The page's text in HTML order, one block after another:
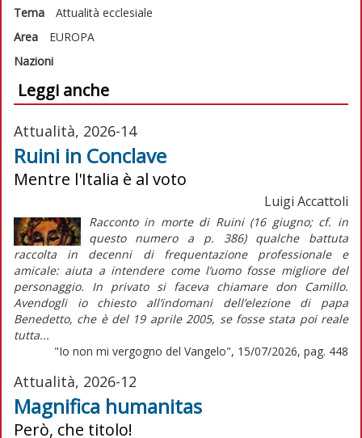
Tema
Attualità ecclesiale
Area
EUROPA
Nazioni
Leggi anche
Attualità, 2026-14
Ruini in Conclave
Mentre l'Italia è al voto
Luigi Accattoli
Racconto in morte di Ruini (16 giugno; cf. in
questo numero a p. 386) qualche battuta
raccolta in decenni di frequentazione professionale e
amicale: aiuta a intendere come l’uomo fosse migliore del
personaggio. In privato si faceva chiamare don Camillo.
Avendogli io chiesto all’indomani dell’elezione di papa
Benedetto, che è del 19 aprile 2005, se fosse stata poi reale
tutta...
"Io non mi vergogno del Vangelo", 15/07/2026, pag. 448
Attualità, 2026-12
Magnifica humanitas
Però, che titolo!